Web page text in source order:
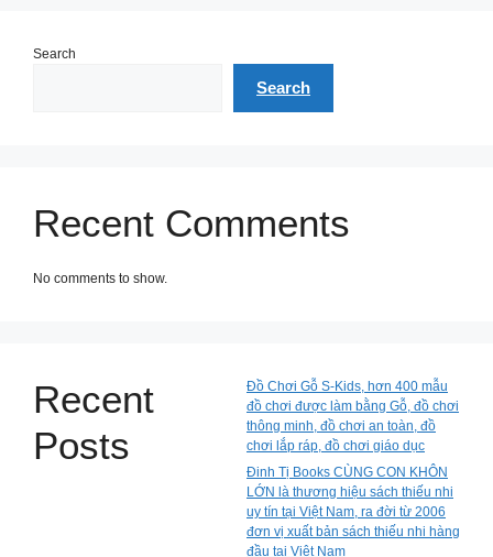
Search
Search
Recent Comments
No comments to show.
Recent
Posts
Đồ Chơi Gỗ S-Kids, hơn 400 mẫu
đồ chơi được làm bằng Gỗ, đồ chơi
thông minh, đồ chơi an toàn, đồ
chơi lắp ráp, đồ chơi giáo dục
Đinh Tị Books CÙNG CON KHÔN
LỚN là thương hiệu sách thiếu nhi
uy tín tại Việt Nam, ra đời từ 2006
đơn vị xuất bản sách thiếu nhi hàng
đầu tại Việt Nam